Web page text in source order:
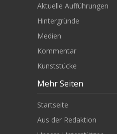
Aktuelle Aufführungen
Hintergründe
Medien
Kommentar
Kunststücke
Mehr Seiten
Startseite
Aus der Redaktion